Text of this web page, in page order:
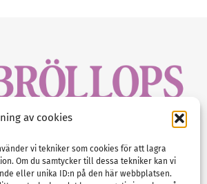
av cookies
vi tekniker som cookies för att lagra
Om du samtycker till dessa tekniker kan vi
eller unika ID:n på den här webbplatsen.
0522-68 11 90
info@nordicbridalmedia.com